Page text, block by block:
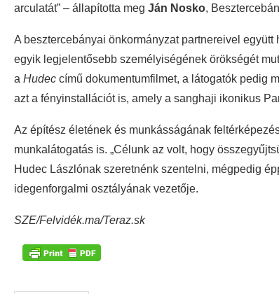
arculatát” – állapította meg Ján Nosko,
A besztercebányai önkormányzat partnereivel
egyik legjelentősebb személyiségének örökségét
a Hudec című dokumentumfilmet, a látogatók pedig
azt a fényinstallációt is, amely a sanghaji ikonikus
Az építész életének és munkásságának
munkalátogatás is. „Célunk az volt, hogy
Hudec Lászlónak szeretnénk szentelni, mégpedig
idegenforgalmi osztályának vezetője.
SZE/Felvidék.ma/Teraz.sk